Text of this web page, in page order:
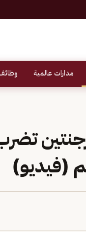
مدارات عالمية
تضرب
(فيديو)